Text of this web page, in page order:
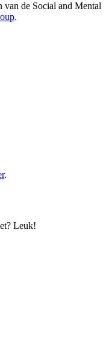
van de Social and Mental
.
.
Leuk!